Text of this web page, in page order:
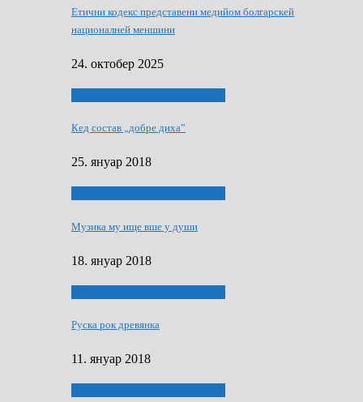
Етични кодекс представени медийом болгарскей
националней меншини
24. октобер 2025
Кед состав „добре диха”
25. януар 2018
Музика му ище вше у души
18. януар 2018
Руска рок древянка
11. януар 2018